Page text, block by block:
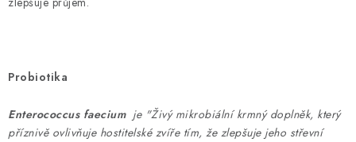
Probiotika
Enterococcus faecium je "Živý mikrobiální krmný doplněk, který
příznivě ovlivňuje hostitelské zvíře tím, že zlepšuje jeho střevní